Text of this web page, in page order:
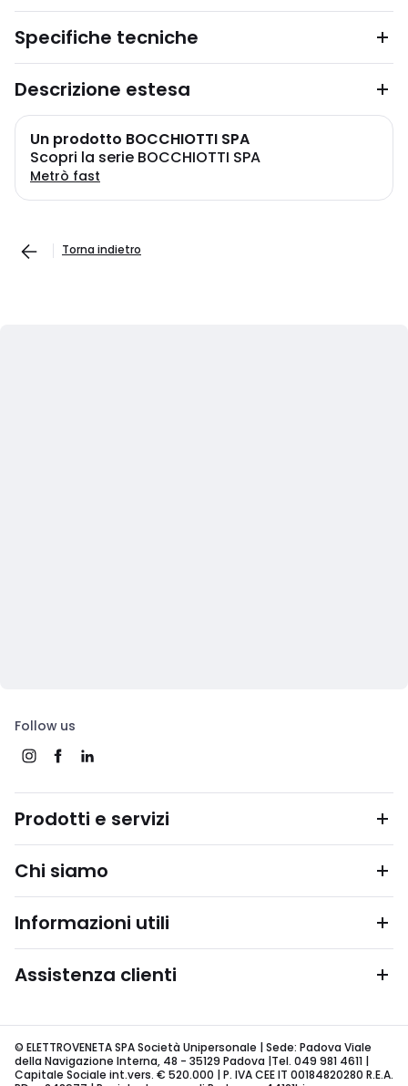
Specifiche tecniche
Descrizione estesa
Un prodotto BOCCHIOTTI SPA
Scopri la serie BOCCHIOTTI SPA
Metrò fast
Torna indietro
Follow us
Prodotti e servizi
Chi siamo
Informazioni utili
Assistenza clienti
© ELETTROVENETA SPA Società Unipersonale | Sede: Padova Viale
della Navigazione Interna, 48 - 35129 Padova |Tel. 049 981 4611 |
Capitale Sociale int.vers. € 520.000 | P. IVA CEE IT 00184820280 R.E.A.